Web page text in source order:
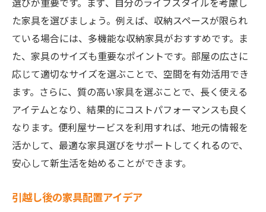
た家具を選びましょう。例えば、収納スペースが限られ
ている場合には、多機能な収納家具がおすすめです。ま
た、家具のサイズも重要なポイントです。部屋の広さに
応じて適切なサイズを選ぶことで、空間を有効活用でき
ます。さらに、質の高い家具を選ぶことで、長く使える
アイテムとなり、結果的にコストパフォーマンスも良く
なります。便利屋サービスを利用すれば、地元の情報を
活かして、最適な家具選びをサポートしてくれるので、
安心して新生活を始めることができます。
引越し後の家具配置アイデア